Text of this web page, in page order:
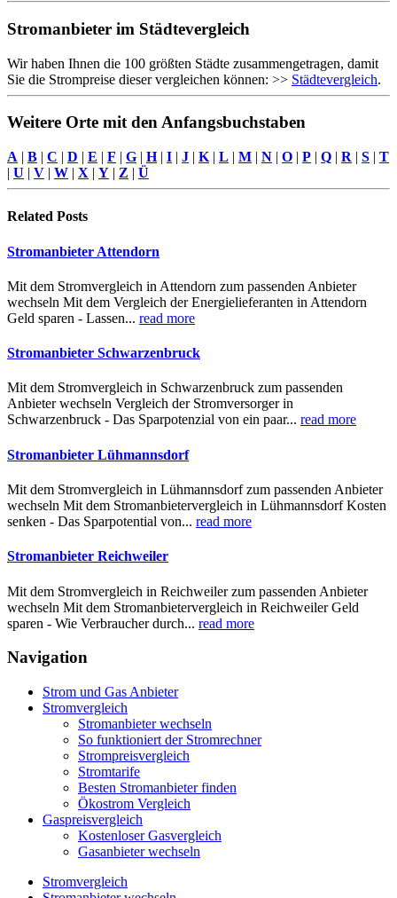
Stromanbieter im Städtevergleich
Wir haben Ihnen die 100 größten Städte zusammengetragen, damit
Sie die Strompreise dieser vergleichen können: >> Städtevergleich.
Weitere Orte mit den Anfangsbuchstaben
A | B | C | D | E | F | G | H| I | J | K | L | M | N | O | P | Q | R | S | T
| U | V | W | X | Y | Z | Ü
Related Posts
Stromanbieter Attendorn
Mit dem Stromvergleich in Attendorn zum passenden Anbieter
wechseln Mit dem Vergleich der Energielieferanten in Attendorn
Geld sparen - Lassen... read more
Stromanbieter Schwarzenbruck
Mit dem Stromvergleich in Schwarzenbruck zum passenden
Anbieter wechseln Vergleich der Stromversorger in
Schwarzenbruck - Das Sparpotenzial von ein paar... read more
Stromanbieter Lühmannsdorf
Mit dem Stromvergleich in Lühmannsdorf zum passenden Anbieter
wechseln Mit dem Stromanbietervergleich in Lühmannsdorf Kosten
senken - Das Sparpotential von... read more
Stromanbieter Reichweiler
Mit dem Stromvergleich in Reichweiler zum passenden Anbieter
wechseln Mit dem Stromanbietervergleich in Reichweiler Geld
sparen - Wie Verbraucher durch... read more
Navigation
Strom und Gas Anbieter
Stromvergleich
Stromanbieter wechseln
So funktioniert der Stromrechner
Strompreisvergleich
Stromtarife
Besten Stromanbieter finden
Ökostrom Vergleich
Gaspreisvergleich
Kostenloser Gasvergleich
Gasanbieter wechseln
Stromvergleich